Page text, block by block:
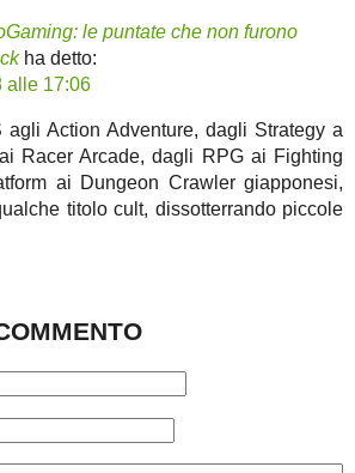
le puntate che non furono
ha detto:
alle 17:06
Action Adventure, dagli Strategy a
Racer Arcade, dagli RPG ai Fighting
ai Dungeon Crawler giapponesi,
titolo cult, dissotterrando piccole